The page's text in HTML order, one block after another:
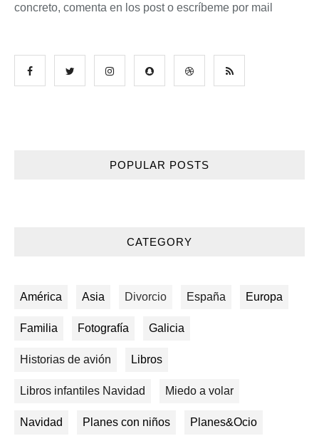
concreto, comenta en los post o escríbeme por mail
POPULAR POSTS
CATEGORY
América Asia Divorcio España Europa
Familia Fotografía Galicia
Historias de avión Libros
Libros infantiles Navidad Miedo a volar
Navidad Planes con niños Planes&Ocio